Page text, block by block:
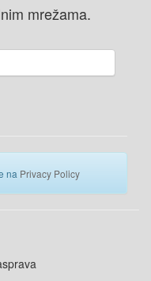
mrežama.
na Privacy Policy